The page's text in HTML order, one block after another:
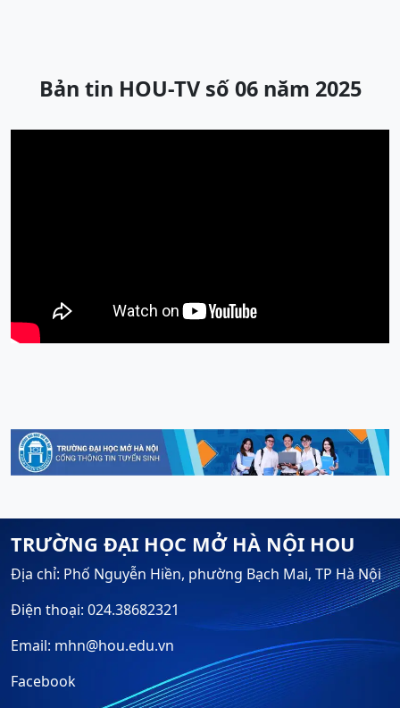
Bản tin HOU-TV số 06 năm 2025
TRƯỜNG ĐẠI HỌC MỞ HÀ NỘI HOU
Địa chỉ: Phố Nguyễn Hiền, phường Bạch Mai, TP Hà Nội
Điện thoại: 024.38682321
Email: mhn@hou.edu.vn
Facebook